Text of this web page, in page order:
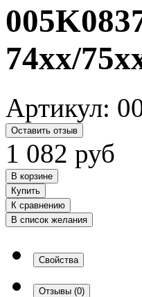
74xx/
Артикул:
Оставить отзыв
1 082 руб
В корзине
Купить
К сравнению
В список желания
Свойства
Отзывы (0)